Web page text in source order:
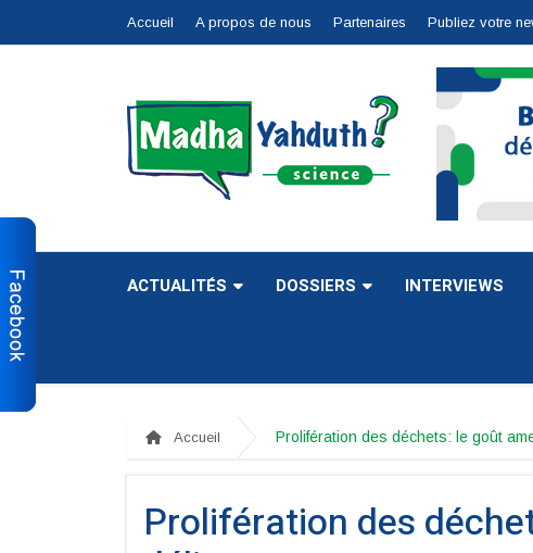
Accueil A propos de nous Partenaires Publiez votre
ACTUALITÉS DOSSIERS INTERVIEWS
Accueil Prolifération des déchets: le goût
Prolifération des